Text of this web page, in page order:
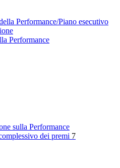
Performance/Piano esecutivo
Performance
sulla Performance
dei premi 7